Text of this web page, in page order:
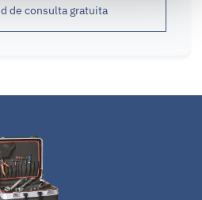
de consulta gratuita